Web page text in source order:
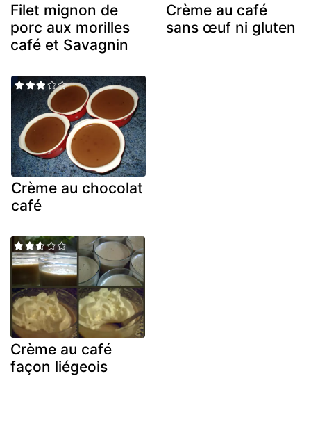
Filet mignon de
porc aux morilles
café et Savagnin
Crème au café
sans œuf ni gluten
Crème au chocolat
café
Crème au café
façon liégeois